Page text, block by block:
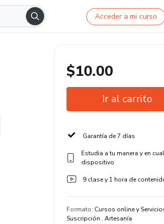
Acceder a mi curso
$10.00
Ir al carrito
Garantía de 7 días
Estudia a tu manera y en
dispositivo
9 clase y 1 hora de
Formato: Cursos online y
Suscripción . Artesanía